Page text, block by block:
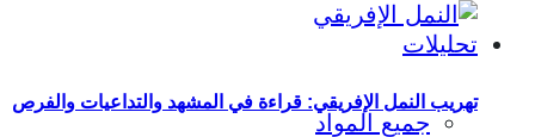
تحليلات
جميع المواد
تهريب النمل الإفريقي: قراءة في المشهد والتداعيات والفرص